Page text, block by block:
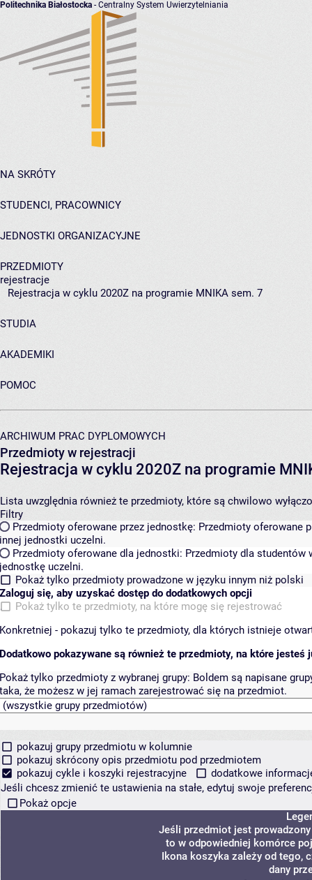
Politechnika Białostocka - Centralny System Uwierzytelniania
NA SKRÓTY
STUDENCI, PRACOWNICY
JEDNOSTKI ORGANIZACYJNE
PRZEDMIOTY
rejestracje
Rejestracja w cyklu 2020Z na programie MNIKA sem. 7
STUDIA
AKADEMIKI
POMOC
ARCHIWUM PRAC DYPLOMOWYCH
Przedmioty w rejestracji
Rejestracja w cyklu 2020Z na programie
Lista uwzględnia również te przedmioty, które są chwilowo
Filtry
Przedmioty oferowane przez jednostkę: Przedmioty oferowane
innej jednostki uczelni.
Przedmioty oferowane dla jednostki: Przedmioty dla studentów
jednostkę uczelni.
Pokaż tylko przedmioty prowadzone w języku innym niż polski
Zaloguj się, aby uzyskać dostęp do dodatkowych opcji
Pokaż tylko te przedmioty, na które mogę się rejestrować
Konkretniej - pokazuj tylko te przedmioty, dla których istnieje
Dodatkowo pokazywane są również te przedmioty, na które jesteś
Pokaż tylko przedmioty z wybranej grupy: Boldem są napisane
taka, że możesz w jej ramach zarejestrować się na przedmiot.
pokazuj grupy przedmiotu w kolumnie
pokazuj skrócony opis przedmiotu pod przedmiotem
pokazuj cykle i koszyki rejestracyjne
dodatkowe
Jeśli chcesz zmienić te ustawienia na stałe, edytuj swoje
Pokaż opcje
Jeśli przedmiot jest
to w odpowiedniej komórce
Ikona koszyka zależy od tego,
dany